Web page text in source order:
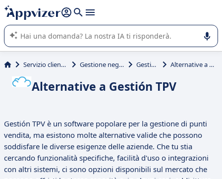
righe con
shift + enter
L'IA di Appvizer vi guida nell'utilizzo o nella scelta di un
software SaaS per la vostra azienda.
Servizio clienti e vendite Gestione negozio (POS) Gestión TPV Alternative a Gestión TPV
Alternative a Gestión TPV
Gestión TPV è un software popolare per la gestione di punti
vendita, ma esistono molte alternative valide che possono
soddisfare le diverse esigenze delle aziende. Che tu stia
cercando funzionalità specifiche, facilità d'uso o integrazioni
con altri sistemi, ci sono opzioni disponibili sul mercato che